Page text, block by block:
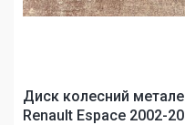
Диск колесний
Renault Espace 2002-